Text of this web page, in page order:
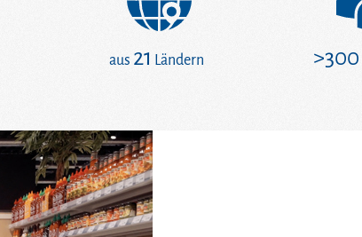
aus 21 Ländern >300